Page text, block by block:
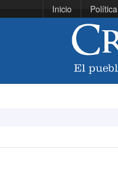
Inicio Política